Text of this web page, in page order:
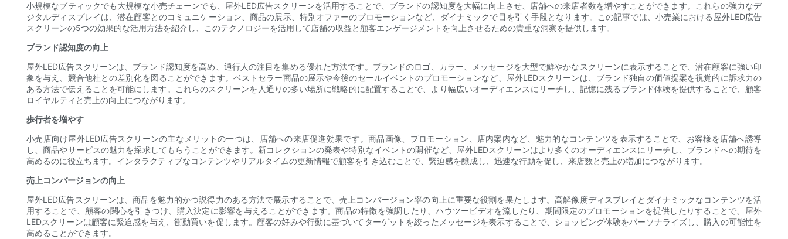
小規模なブティックでも大規模な小売チェーンでも、屋外LED広告スクリーンを活用することで、ブランドの認知度を大幅に向上させ、店舗への来店者数を増やすことができます。これらの強力なデ
ジタルディスプレイは、潜在顧客とのコミュニケーション、商品の展示、特別オファーのプロモーションなど、ダイナミックで目を引く手段となります。この記事では、小売業における屋外LED広告
スクリーンの5つの効果的な活用方法を紹介し、このテクノロジーを活用して店舗の収益と顧客エンゲージメントを向上させるための貴重な洞察を提供します。
ブランド認知度の向上
屋外LED広告スクリーンは、ブランド認知度を高め、通行人の注目を集める優れた方法です。ブランドのロゴ、カラー、メッセージを大型で鮮やかなスクリーンに表示することで、潜在顧客に強い印
象を与え、競合他社との差別化を図ることができます。ベストセラー商品の展示や今後のセールイベントのプロモーションなど、屋外LEDスクリーンは、ブランド独自の価値提案を視覚的に訴求力の
ある方法で伝えることを可能にします。これらのスクリーンを人通りの多い場所に戦略的に配置することで、より幅広いオーディエンスにリーチし、記憶に残るブランド体験を提供することで、顧客
ロイヤルティと売上の向上につながります。
歩行者を増やす
小売店向け屋外LED広告スクリーンの主なメリットの一つは、店舗への来店促進効果です。商品画像、プロモーション、店内案内など、魅力的なコンテンツを表示することで、お客様を店舗へ誘導
し、商品やサービスの魅力を探求してもらうことができます。新コレクションの発表や特別なイベントの開催など、屋外LEDスクリーンはより多くのオーディエンスにリーチし、ブランドへの期待を
高めるのに役立ちます。インタラクティブなコンテンツやリアルタイムの更新情報で顧客を引き込むことで、緊迫感を醸成し、迅速な行動を促し、来店数と売上の増加につながります。
売上コンバージョンの向上
屋外LED広告スクリーンは、商品を魅力的かつ説得力のある方法で展示することで、売上コンバージョン率の向上に重要な役割を果たします。高解像度ディスプレイとダイナミックなコンテンツを活
用することで、顧客の関心を引きつけ、購入決定に影響を与えることができます。商品の特徴を強調したり、ハウツービデオを流したり、期間限定のプロモーションを提供したりすることで、屋外
LEDスクリーンは顧客に緊迫感を与え、衝動買いを促します。顧客の好みや行動に基づいてターゲットを絞ったメッセージを表示することで、ショッピング体験をパーソナライズし、購入の可能性を
高めることができます。